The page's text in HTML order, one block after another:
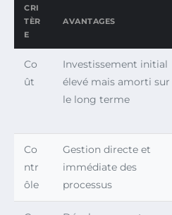
CRI
TÈR
E
AVANTAGES
Co
ût
Investissement initial
élevé mais amorti sur
le long terme
Co
ntr
ôle
Gestion directe et
immédiate des
processus